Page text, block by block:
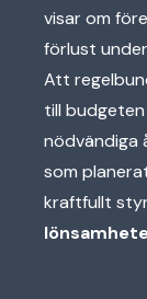
visar om
förlust
Att
till
nödvändiga
som
kraftfullt